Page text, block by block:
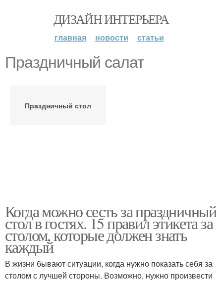
ДИЗАЙН ИНТЕРЬЕРА
главная новости статьи
Праздничный салат
Праздничный стол
Когда можно сесть за праздничный
стол в гостях. 15 правил этикета за
столом, которые должен знать
каждый
В жизни бывают ситуации, когда нужно показать себя за
столом с лучшей стороны. Возможно, нужно произвести